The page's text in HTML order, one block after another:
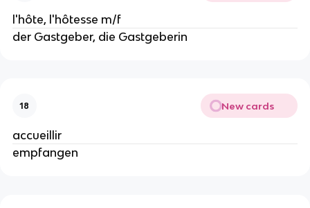
l'hôte, l'hôtesse m/f
der Gastgeber, die Gastgeberin
18 New cards
accueillir
empfangen